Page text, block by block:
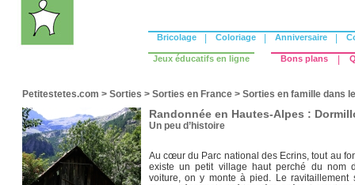
Bricolage Coloriage Anniversaire
Jeux éducatifs en ligne Bons plans
Petitestetes.com > Sorties > Sorties en France > Sorties en famille dans
Randonnée en Hautes-Alpes :
Un peu d’histoire
Au cœur du Parc national des Ecrins, tout au
existe un petit village haut perché du nom
voiture, on y monte à pied. Le ravitaillement